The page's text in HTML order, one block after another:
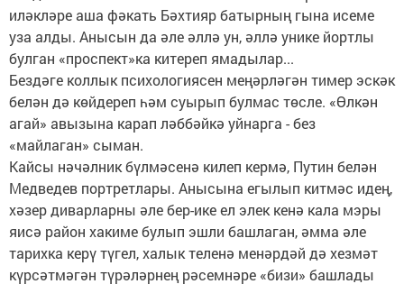
иләкләре аша фәкать Бәхтияр батырның гына исеме
уза алды. Анысын да әле әллә ун, әллә унике йортлы
булган «проспект»ка китереп ямадылар...
Бездәге коллык психологиясен меңәрләгән тимер эскәк
белән дә көйдереп һәм суырып булмас төсле. «Өлкән
агай» авызына карап ләббәйкә уйнарга - без
«майлаган» сыман.
Кайсы нәчәлник бүлмәсенә килеп кермә, Путин белән
Медведев портретлары. Анысына егылып китмәс идең,
хәзер диварларны әле бер-ике ел элек кенә кала мэры
яисә район хакиме булып эшли башлаган, әмма әле
тарихка керү түгел, халык теленә менәрдәй дә хезмәт
күрсәтмәгән түрәләрнең рәсемнәре «бизи» башлады